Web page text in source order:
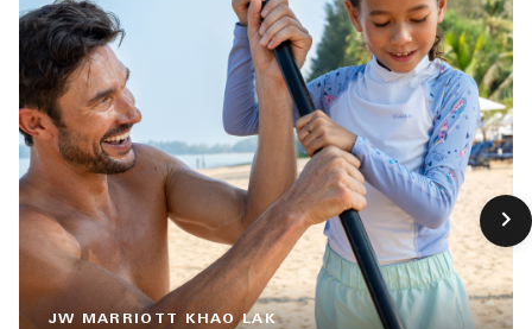
JW MARRIOTT KHAO LAK